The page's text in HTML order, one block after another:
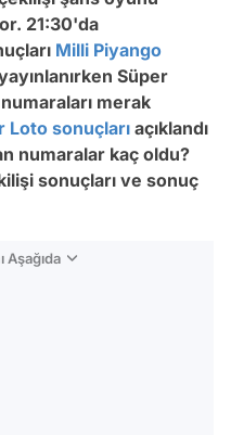
21:30'da
Milli Piyango
Süper
merak
Loto sonuçları açıklandı
numaralar kaç oldu?
sonuçları ve sonuç
Aşağıda